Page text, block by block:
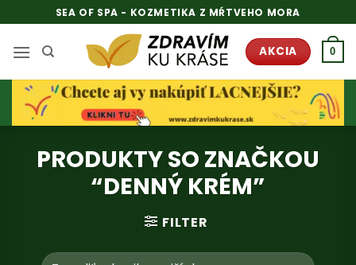
to
content
SEA OF SPA - KOZMETIKA Z MŔTVEHO MORA
AKCIA 0
PRODUKTY SO ZNAČKOU
“DENNÝ KRÉM”
FILTER